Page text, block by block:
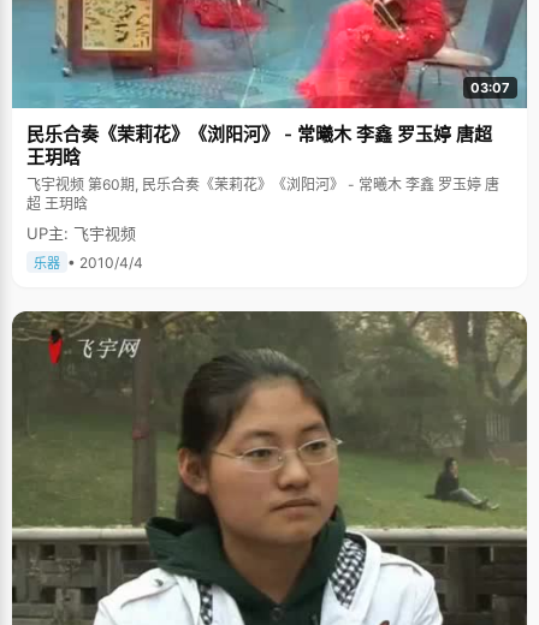
03:07
民乐合奏《茉莉花》《浏阳河》 - 常曦木 李鑫 罗玉婷 唐超
王玥晗
飞宇视频 第60期, 民乐合奏《茉莉花》《浏阳河》 - 常曦木 李鑫 罗玉婷 唐
超 王玥晗
UP主: 飞宇视频
乐器 • 2010/4/4